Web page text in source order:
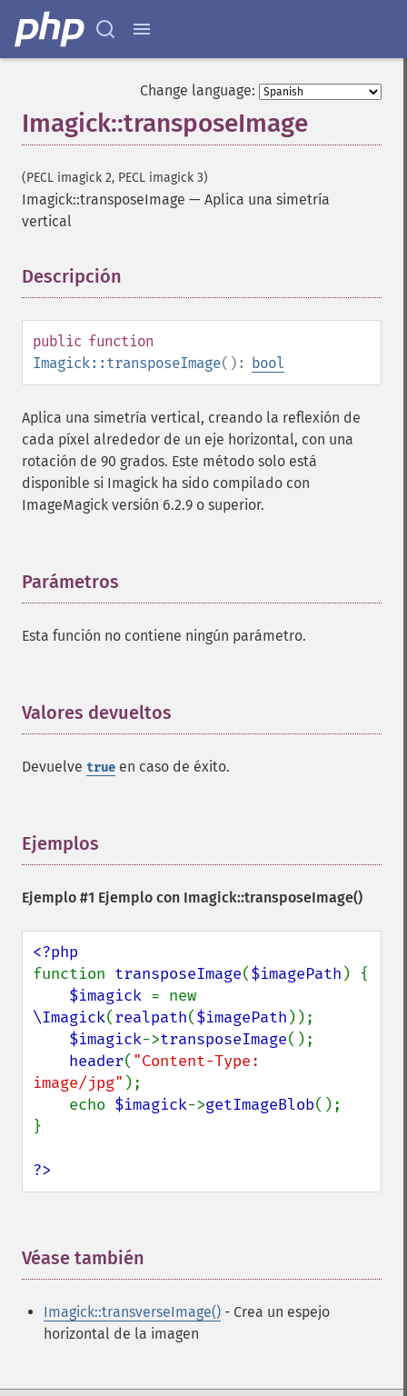
Change language:
Imagick::transposeImage
(PECL imagick 2, PECL imagick 3)
Imagick::transposeImage — Aplica una simetría
vertical
Descripción
public function
Imagick::transposeImage(): bool
Aplica una simetría vertical, creando la reflexión de
cada píxel alrededor de un eje horizontal, con una
rotación de 90 grados. Este método solo está
disponible si Imagick ha sido compilado con
ImageMagick versión 6.2.9 o superior.
Parámetros
Esta función no contiene ningún parámetro.
Valores devueltos
Devuelve true en caso de éxito.
Ejemplos
Ejemplo #1 Ejemplo con Imagick::transposeImage()
function transposeImage($imagePath ) {
$imagick
\Imagick(realpath($imagePath ));
$imagick->transposeImage();
header( "Content-Type:
image/jpg" );
    echo
$imagick->getImageBlob();
}
?>
Véase también
Imagick::transverseImage() - Crea un espejo
horizontal de la imagen
getNumberImages
getOption
getPackageName
getPixelRegionIterator
getPointSize
getQuantumDepth
getQuantumRange
getRegistry
getResource
getSize
getSizeOffset
hasNextImage
hasPreviousImage
identifyFormat
identifyImage
implodeImage
labelImage
liquidRescaleImage
mergeImageLayers
montageImage
motionBlurImage
newPseudoImage
normalizeImage
oilPaintImage
opaquePaintImage
optimizeImageLayers
pingImage
pingImageBlob
pingImageFile
polaroidImage
posterizeImage
previousImage
queryFontMetrics
raiseImage
randomThresholdImage